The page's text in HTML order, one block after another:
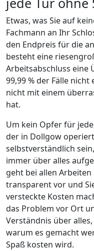
Etwas, was Sie auf
Fachmann an Ihr
den Endpreis für die
besteht eine
Arbeitsabschluss eine
99,99 % der Fälle
nicht mit einem
hat.
Um kein Opfer für
der in Dollgow
selbstverständlich
immer über alles
geht bei allen
transparent vor und
versteckte Kosten
das Problem vor Ort
Verständnis über
warum es gemacht
Spaß kosten wird.